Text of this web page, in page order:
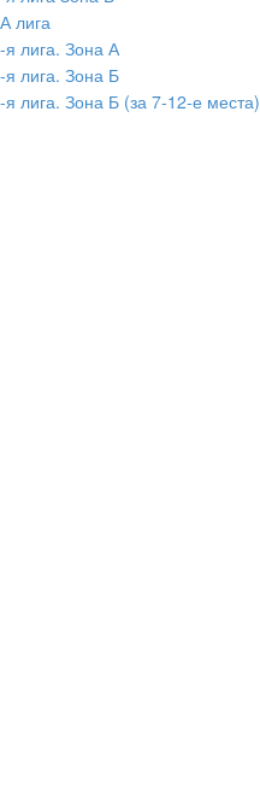
лига
я лига. Зона А
я лига. Зона Б
я лига. Зона Б (за 7-12-е места)